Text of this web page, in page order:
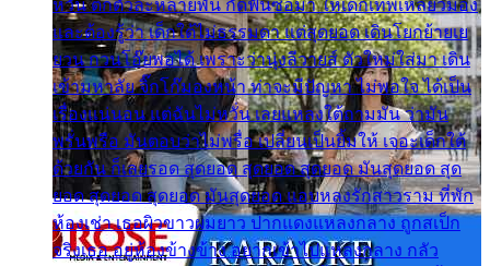
หวั่น ตกตัวละหลายพัน กัดฟันซื้อมา ให้เด็กเทพเหลียวมอง
และต้องรู้ว่า เด็กใต้ไม่ธรรมดา แต่สุดยอด เดินโยกย้ายเย
ยวน กวนโอ๊ยพอได้ เพราะว่านุ่งลีวายส์ ตัวใหม่ใส่มา เดิน
เข้ามหาลัย จิ๊กโก๊มองหน้า ท่าจะมีปัญหา ไม่พอใจ ได้เป็น
เรื่องแน่นอน แต่ฉันไม่หวั่น เลยแหลงใต้ถามมัน ว่ามัน
พรั่นพรือ มันตอบว่าไม่พรื่อ เปลี่ยนเป็นยิ้มให้ เจอะเด็กใต้
ด้วยกัน ก็เลยรอด สุดยอด สุดยอด สุดยอด มันสุดยอด สุด
ยอด สุดยอด สุดยอด มันสุดยอด แอบหลงรักสาวราม ที่พัก
ห้องเช่า เธอผิวขาวผมยาว ปากแดงแหลงกลาง ถูกสเป็ก
จริงเธอ อยู่ห้องข้างข้าง อยากเข้าไปแหลงกลาง กลัว